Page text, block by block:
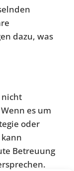
dazu, was
nicht
es um
oder
Betreuung